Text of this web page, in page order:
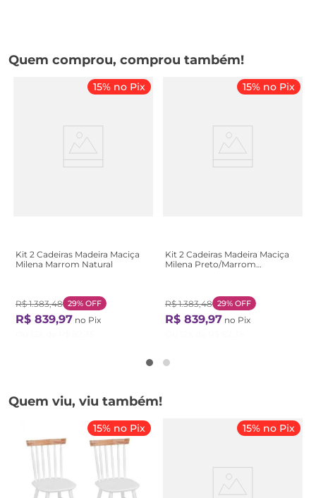
Quem comprou, comprou também!
15% no Pix
Kit 2 Cadeiras Madeira Maciça
Milena Marrom Natural
R$ 1.383,48 29% OFF
R$ 839,97 no Pix
15% no Pix
Kit 2 Cadeiras Madeira Maciça
Milena Preto/Marrom
R$ 1.383,48 29% OFF
R$ 839,97 no Pix
Quem viu, viu também!
15% no Pix 15% no Pix